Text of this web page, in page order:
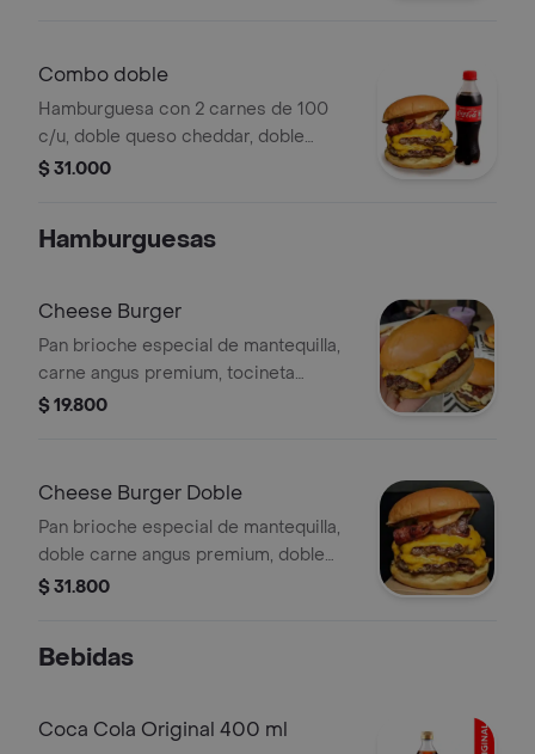
Combo doble
Hamburguesa con 2 carnes de 100
c/u, doble queso cheddar, doble
tocineta y coca cola 250ml
$ 31.000
Hamburguesas
Cheese Burger
Pan brioche especial de mantequilla,
carne angus premium, tocineta
dorada, queso americano y salsa
$ 19.800
Cheese Burger Doble
Pan brioche especial de mantequilla,
doble carne angus premium, doble
tocineta dorada, doble queso
$ 31.800
Bebidas
Coca Cola Original 400 ml